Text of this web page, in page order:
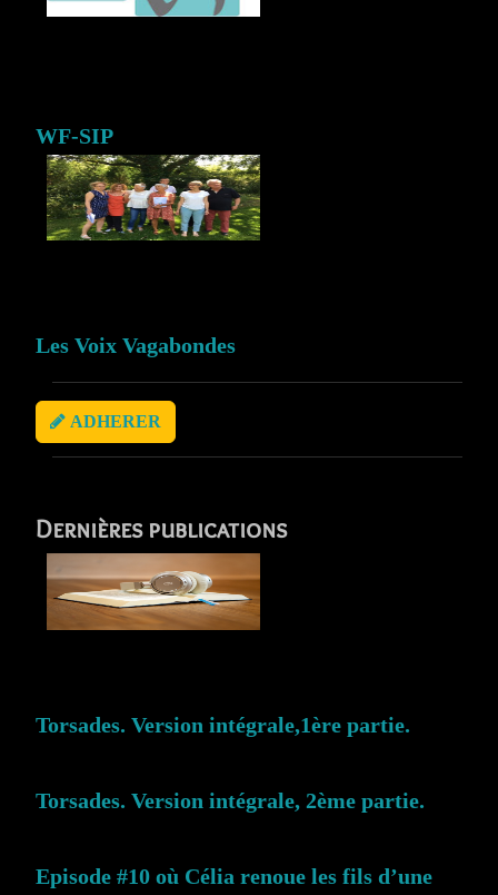
WF-SIP
Les Voix Vagabondes
ADHERER
Dernières publications
Torsades. Version intégrale,1ère partie.
Torsades. Version intégrale, 2ème partie.
Episode #10 où Célia renoue les fils d’une